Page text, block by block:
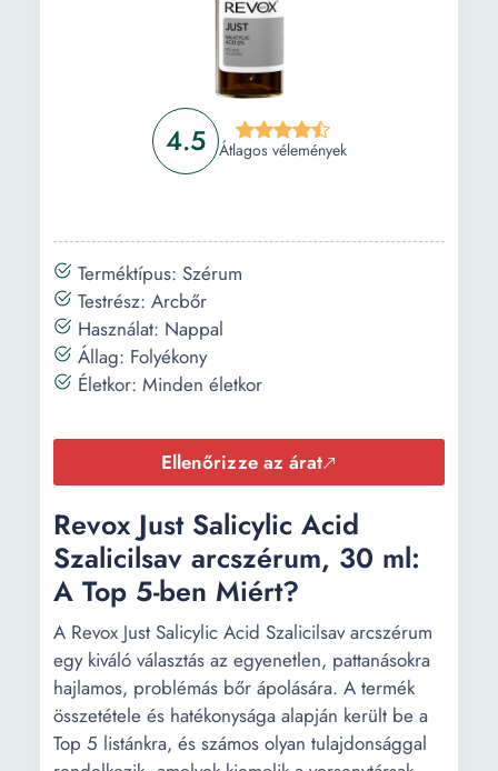
4.5 Átlagos vélemények
Terméktípus: Szérum
Testrész: Arcbőr
Használat: Nappal
Állag: Folyékony
Életkor: Minden életkor
Ellenőrizze az árat
Revox Just Salicylic Acid
Szalicilsav arcszérum, 30 ml:
A Top 5-ben Miért?
A Revox Just Salicylic Acid Szalicilsav arcszérum
egy kiváló választás az egyenetlen, pattanásokra
hajlamos, problémás bőr ápolására. A termék
összetétele és hatékonysága alapján került be a
Top 5 listánkra, és számos olyan tulajdonsággal